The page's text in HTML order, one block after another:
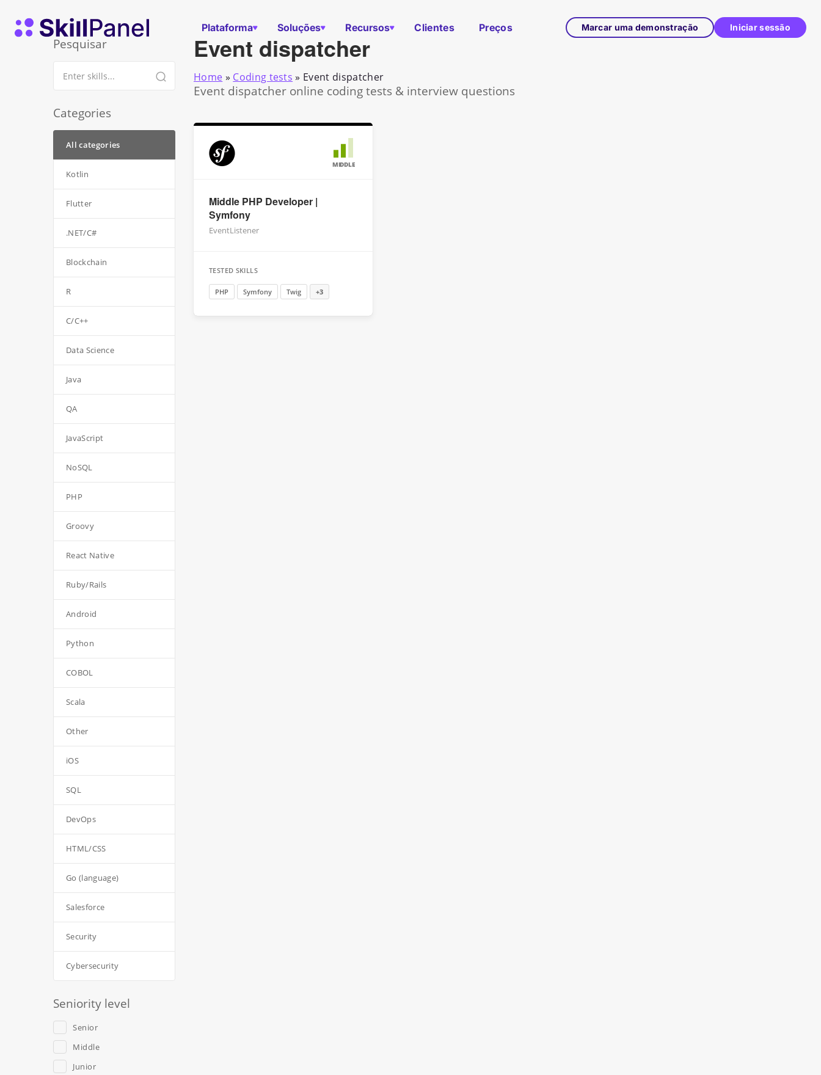
Saltar para o conteúdo
Página inicial do SkillPanel
Plataforma Soluções Recursos Clientes Preços Marcar uma demonstração Iniciar sessão
Event dispatcher
Home » Coding tests » Event dispatcher
Event dispatcher online coding tests & interview questions
MIDDLE
Middle PHP Developer |
Symfony
EventListener
TESTED SKILLS
PHP Symfony Twig +3
Pesquisar
Categories
All categories
Kotlin
Flutter
.NET/C#
Blockchain
R
C/C++
Data Science
Java
QA
JavaScript
NoSQL
PHP
Groovy
React Native
Ruby/Rails
Android
Python
COBOL
Scala
Other
iOS
SQL
DevOps
HTML/CSS
Go (language)
Salesforce
Security
Cybersecurity
Seniority level
Senior
Middle
Junior